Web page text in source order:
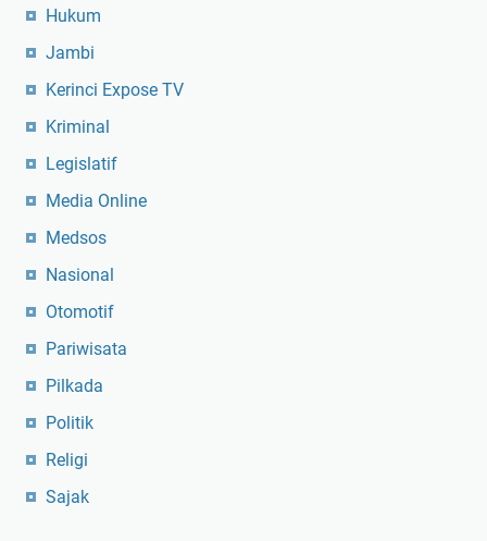
Hukum
Jambi
Kerinci Expose TV
Kriminal
Legislatif
Media Online
Medsos
Nasional
Otomotif
Pariwisata
Pilkada
Politik
Religi
Sajak